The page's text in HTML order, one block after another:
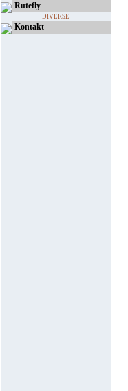
Rutefly
DIVERSE
Kontakt